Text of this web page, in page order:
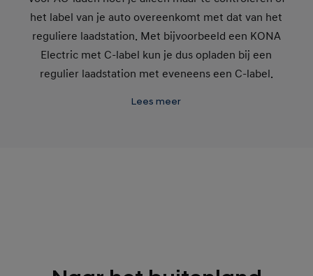
het label van je auto overeenkomt met dat van het
reguliere laadstation. Met bijvoorbeeld een KONA
Electric met C-label kun je dus opladen bij een
regulier laadstation met eveneens een C-label.
Lees meer